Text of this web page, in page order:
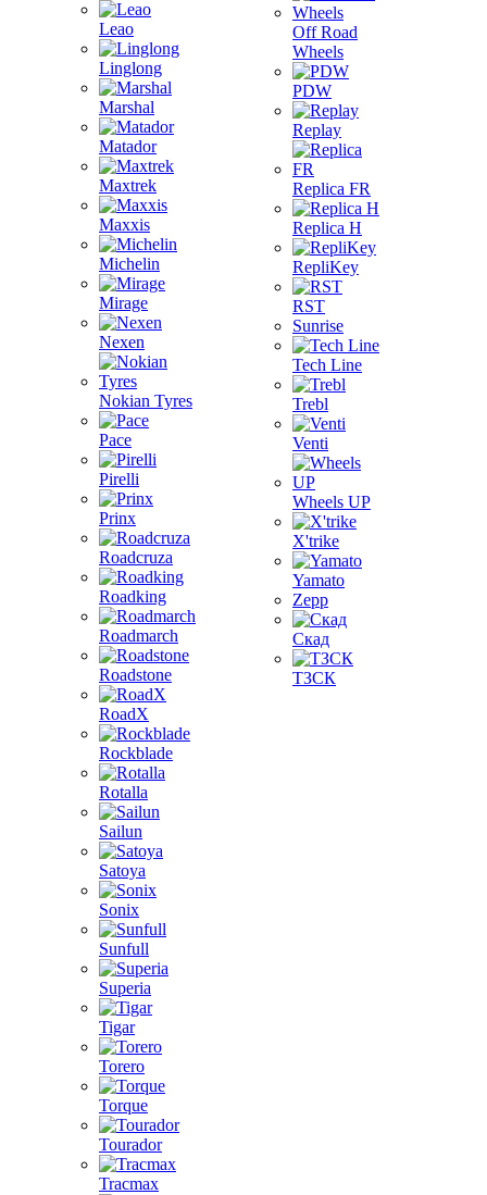
Leao
Linglong
Marshal
Matador
Maxtrek
Maxxis
Michelin
Mirage
Nexen
Nokian Tyres
Pace
Pirelli
Prinx
Roadcruza
Roadking
Roadmarch
Roadstone
RoadX
Rockblade
Rotalla
Sailun
Satoya
Sonix
Sunfull
Superia
Tigar
Torero
Torque
Tourador
Tracmax
Off Road
Wheels
PDW
Replay
Replica FR
Replica H
RepliKey
RST
Sunrise
Tech Line
Trebl
Venti
Wheels UP
X'trike
Yamato
Zepp
Скад
ТЗСК